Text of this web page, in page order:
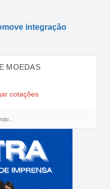
integração
MOEDAS
cotações